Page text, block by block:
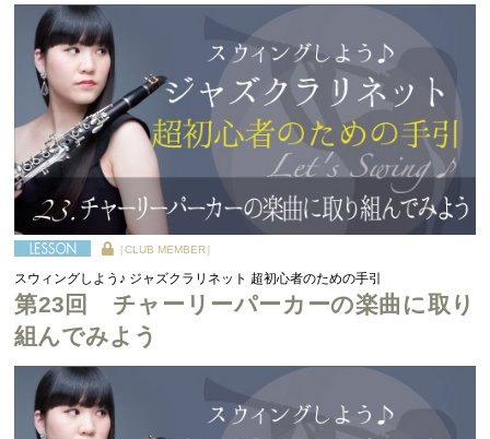
［CLUB MEMBER］
スウィングしよう♪ ジャズクラリネット 超初心者のための手引
第23回 チャーリーパーカーの楽曲に取り
組んでみよう